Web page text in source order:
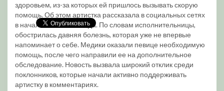
здоровьем, из-за которых ей пришлось вызывать скорую
помощь. Об этом артистка рассказала в социальных сетях
в начале июня 2026 года. По словам исполнительницы,
обострилась давняя болезнь, которая уже не впервые
напоминает о себе. Медики оказали певице необходимую
помощь, после чего направили ее на дополнительное
обследование. Новость вызвала широкий отклик среди
поклонников, которые начали активно поддерживать
артистку в комментариях.